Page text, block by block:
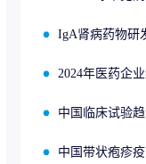
2024年医药企
中国临床试验
中国带状疱疹